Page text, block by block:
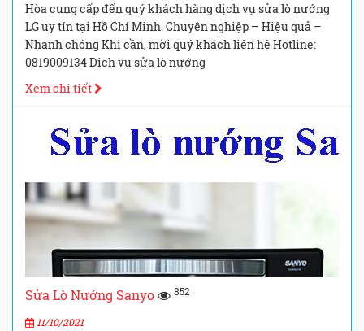
Hòa cung cấp đến quý khách hàng dịch vụ sửa lò nướng
LG uy tín tại Hồ Chí Minh. Chuyên nghiệp – Hiệu quả –
Nhanh chóng Khi cần, mời quý khách liên hệ Hotline:
0819009134 Dịch vụ sửa lò nướng
Xem chi tiết
Sửa Lò Nướng Sanyo 852
11/10/2021